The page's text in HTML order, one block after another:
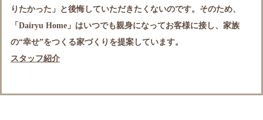
りたかった」と後悔していただきたくないのです。そのため、
「Dairyu Home」はいつでも親身になってお客様に接し、家族
の“幸せ”をつくる家づくりを提案しています。
スタッフ紹介